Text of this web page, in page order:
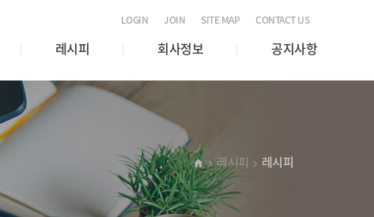
LOGIN JOIN SITE MAP CONTACT US
레시피 회사정보 공지사항
레시피 레시피